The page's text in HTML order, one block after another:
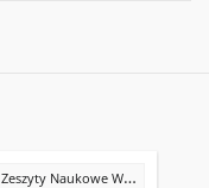
Zeszyty Naukowe Wyższej Szkoły Bankowej we Wrocławiu